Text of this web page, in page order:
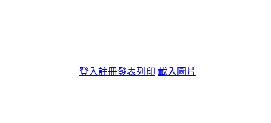
登入註冊發表列印 載入圖片